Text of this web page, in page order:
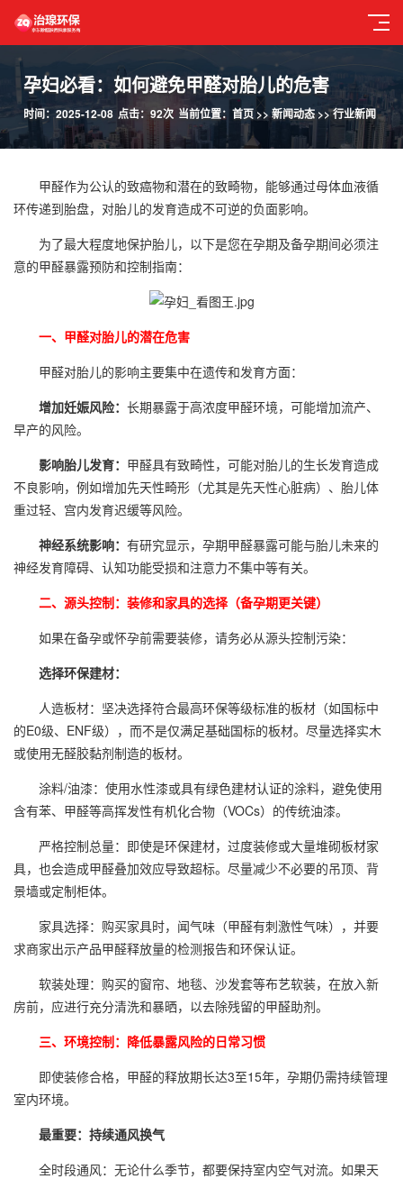
孕妇必看：如何避免甲醛对胎儿的危害
当前位置： 首页>> 新闻动态>>行业新闻
时间：2025-12-08 点击：92次
甲醛作为公认的致癌物和潜在的致畸物，能够通过母体血液循
环传递到胎盘，对胎儿的发育造成不可逆的负面影响。
为了最大程度地保护胎儿，以下是您在孕期及备孕期间必须注
意的甲醛暴露预防和控制指南：
一、甲醛对胎儿的潜在危害
甲醛对胎儿的影响主要集中在遗传和发育方面：
增加妊娠风险： 长期暴露于高浓度甲醛环境，可能增加流产、
早产的风险。
影响胎儿发育： 甲醛具有致畸性，可能对胎儿的生长发育造成
不良影响，例如增加先天性畸形（尤其是先天性心脏病）、胎儿体
重过轻、宫内发育迟缓等风险。
神经系统影响： 有研究显示，孕期甲醛暴露可能与胎儿未来的
神经发育障碍、认知功能受损和注意力不集中等有关。
二、源头控制：装修和家具的选择（备孕期更关键）
如果在备孕或怀孕前需要装修，请务必从源头控制污染：
选择环保建材：
人造板材：坚决选择符合最高环保等级标准的板材（如国标中
的E0级、ENF级），而不是仅满足基础国标的板材。尽量选择实木
或使用无醛胶黏剂制造的板材。
涂料/油漆：使用水性漆或具有绿色建材认证的涂料，避免使用
含有苯、甲醛等高挥发性有机化合物（VOCs）的传统油漆。
严格控制总量：即使是环保建材，过度装修或大量堆砌板材家
具，也会造成甲醛叠加效应导致超标。尽量减少不必要的吊顶、背
景墙或定制柜体。
家具选择：购买家具时，闻气味（甲醛有刺激性气味），并要
求商家出示产品甲醛释放量的检测报告和环保认证。
软装处理：购买的窗帘、地毯、沙发套等布艺软装，在放入新
房前，应进行充分清洗和暴晒，以去除残留的甲醛助剂。
三、环境控制：降低暴露风险的日常习惯
即使装修合格，甲醛的释放期长达3至15年，孕期仍需持续管理
室内环境。
最重要：持续通风换气
全时段通风：无论什么季节，都要保持室内空气对流。如果天